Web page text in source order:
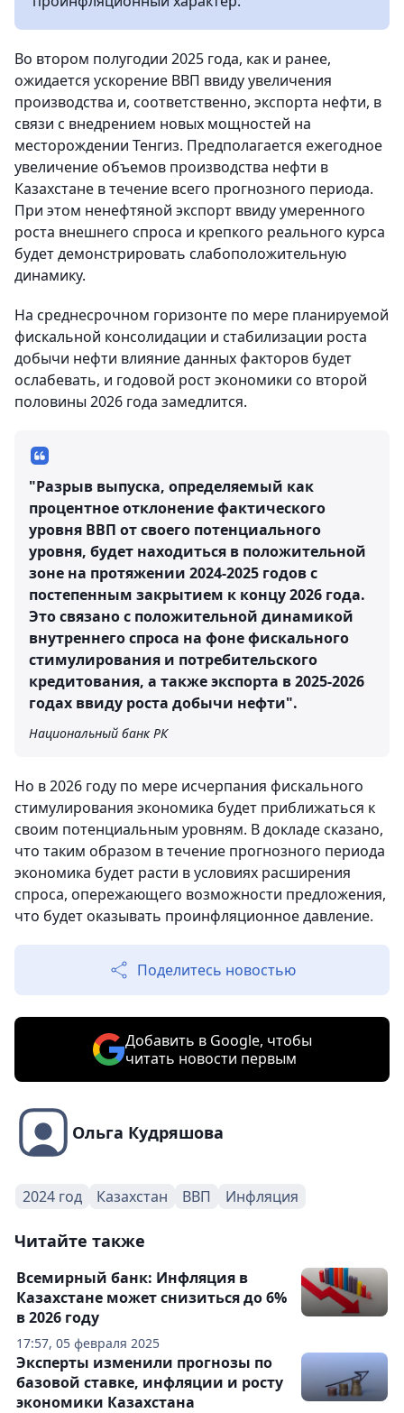
Во втором полугодии 2025 года, как и ранее,
ожидается ускорение ВВП ввиду увеличения
производства и, соответственно, экспорта нефти, в
связи с внедрением новых мощностей на
месторождении Тенгиз. Предполагается ежегодное
увеличение объемов производства нефти в
Казахстане в течение всего прогнозного периода.
При этом ненефтяной экспорт ввиду умеренного
роста внешнего спроса и крепкого реального курса
будет демонстрировать слабоположительную
динамику.
На среднесрочном горизонте по мере планируемой
фискальной консолидации и стабилизации роста
добычи нефти влияние данных факторов будет
ослабевать, и годовой рост экономики со второй
половины 2026 года замедлится.
"Разрыв выпуска, определяемый как
процентное отклонение фактического
уровня ВВП от своего потенциального
уровня, будет находиться в положительной
зоне на протяжении 2024-2025 годов с
постепенным закрытием к концу 2026 года.
Это связано с положительной динамикой
внутреннего спроса на фоне фискального
стимулирования и потребительского
кредитования, а также экспорта в 2025-2026
годах ввиду роста добычи нефти".
Национальный банк РК
Но в 2026 году по мере исчерпания фискального
стимулирования экономика будет приближаться к
своим потенциальным уровням. В докладе сказано,
что таким образом в течение прогнозного периода
экономика будет расти в условиях расширения
спроса, опережающего возможности предложения,
что будет оказывать проинфляционное давление.
Поделитесь новостью
Добавить в Google, чтобы
читать новости первым
Ольга Кудряшова
2024 год Казахстан ВВП Инфляция
Читайте также
17:57, 05 февраля 2025
Всемирный банк: Инфляция в
Казахстане может снизиться до 6%
в 2026 году
Эксперты изменили прогнозы по
базовой ставке, инфляции и росту
экономики Казахстана